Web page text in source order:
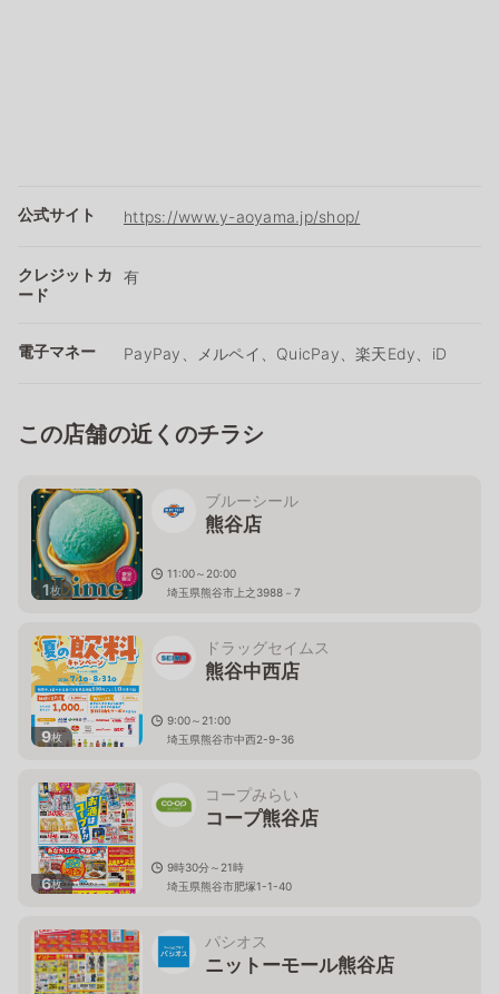
公式サイト https://www.y-aoyama.jp/shop/
クレジットカ
ード
有
電子マネー PayPay、メルペイ、QuicPay、楽天Edy、iD
この店舗の近くのチラシ
1枚
ブルーシール
熊谷店
11:00～20:00
埼玉県熊谷市上之3988－7
9枚
ドラッグセイムス
熊谷中西店
9:00～21:00
埼玉県熊谷市中西2-9-36
6枚
コープみらい
コープ熊谷店
9時30分～21時
埼玉県熊谷市肥塚1-1-40
パシオス
ニットーモール熊谷店